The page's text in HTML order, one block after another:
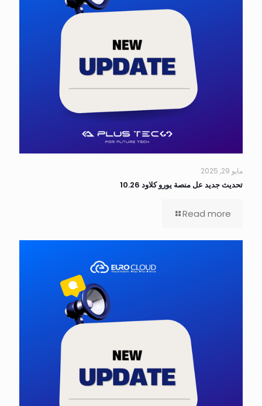
مايو 29, 2025
تحديث جديد عل منصة يورو كلاود 10.26
Read more